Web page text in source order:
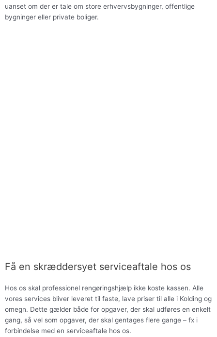
uanset om der er tale om store erhvervsbygninger, offentlige
bygninger eller private boliger.
Få en skræddersyet serviceaftale hos os
Hos os skal professionel rengøringshjælp ikke koste kassen. Alle
vores services bliver leveret til faste, lave priser til alle i Kolding og
omegn. Dette gælder både for opgaver, der skal udføres en enkelt
gang, så vel som opgaver, der skal gentages flere gange – fx i
forbindelse med en serviceaftale hos os.